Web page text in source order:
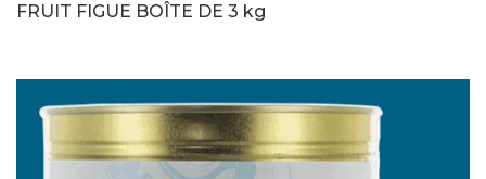
FRUIT FIGUE BOÎTE DE 3 kg